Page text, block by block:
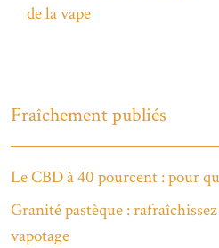
de la vape
Fraîchement publiés
Le CBD à 40 pourcent : pour
Granité pastèque :
vapotage